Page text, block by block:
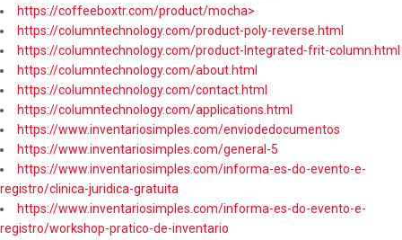
https://coffeeboxtr.com/product/mocha>
https://columntechnology.com/product-poly-reverse.html
https://columntechnology.com/product-Integrated-frit-column.html
https://columntechnology.com/about.html
https://columntechnology.com/contact.html
https://columntechnology.com/applications.html
https://www.inventariosimples.com/enviodedocumentos
https://www.inventariosimples.com/general-5
https://www.inventariosimples.com/informa-es-do-evento-e-
registro/clinica-juridica-gratuita
https://www.inventariosimples.com/informa-es-do-evento-e-
registro/workshop-pratico-de-inventario